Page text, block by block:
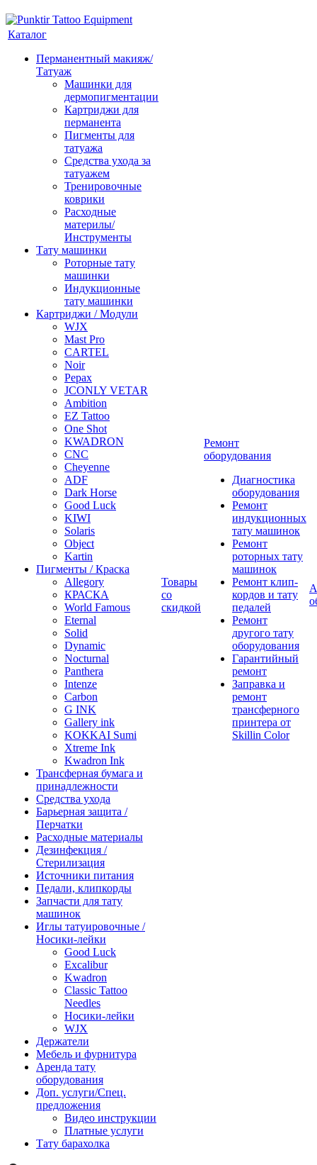
Каталог
Перманентный макияж/
Татуаж
Машинки для
дермопигментации
Картриджи для
перманента
Пигменты для
татуажа
Средства ухода за
татуажем
Тренировочные
коврики
Расходные
материлы/
Инструменты
Тату машинки
Роторные тату
машинки
Индукционные
тату машинки
Картриджи / Модули
WJX
Mast Pro
CARTEL
Noir
Pepax
JCONLY VETAR
Ambition
EZ Tattoo
One Shot
KWADRON
CNC
Cheyenne
ADF
Dark Horse
Good Luck
KIWI
Solaris
Object
Kartin
Пигменты / Краска
Allegory
КРАСКА
World Famous
Eternal
Solid
Dynamic
Nocturnal
Panthera
Intenze
Carbon
G INK
Gallery ink
KOKKAI Sumi
Xtreme Ink
Kwadron Ink
Трансферная бумага и
принадлежности
Средства ухода
Барьерная защита /
Перчатки
Расходные материалы
Дезинфекция /
Стерилизация
Источники питания
Педали, клипкорды
Запчасти для тату
машинок
Иглы татуировочные /
Носики-лейки
Good Luck
Excalibur
Kwadron
Classic Tattoo
Needles
Носики-лейки
WJX
Держатели
Мебель и фурнитура
Аренда тату
оборудования
Доп. услуги/Спец.
предложения
Видео инструкции
Платные услуги
Тату барахолка
Товары
со
скидкой
Ремонт
оборудования
Диагностика
оборудования
Ремонт
индукционных
тату машинок
Ремонт
роторных тату
машинок
Ремонт клип-
кордов и тату
педалей
Ремонт
другого тату
оборудования
Гарантийный
ремонт
Заправка и
ремонт
трансферного
принтера от
Skillin Color